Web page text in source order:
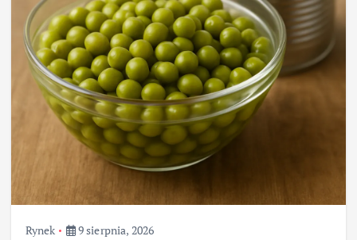
Rynek 9 sierpnia, 2026